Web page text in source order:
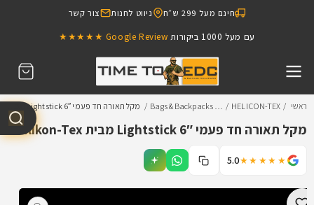
חינם מעל 299 ש״ח ניווט לחנות
צור קשר
עם מעל 1000 ביקורות
Google Review ★★★★★
כאן מכבדים כרטיסי FIGHTER
עגלת
קניות
ראשי Bags & Backpacks … HELICON-TEX מקל תאורה חד פעמי Lightstick 6″ מב…
מקל תאורה חד פעמי Lightstick 6″ מבית Helikon-Tex
★★★★★
5.0
למידע